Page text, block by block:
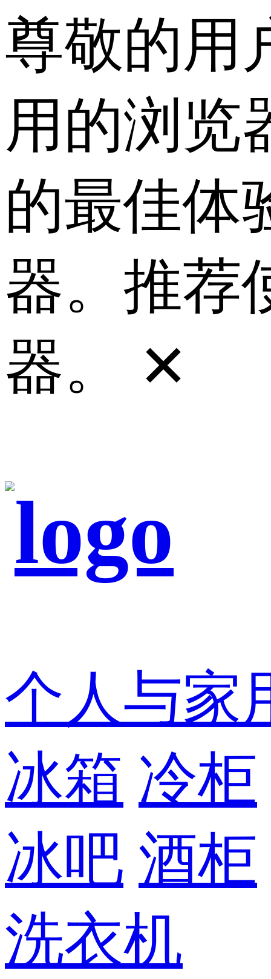
尊敬的用
用的浏览
的最佳体
器。推荐
器。
✕
个人与家
冰箱 冷柜
冰吧 酒柜
洗衣机